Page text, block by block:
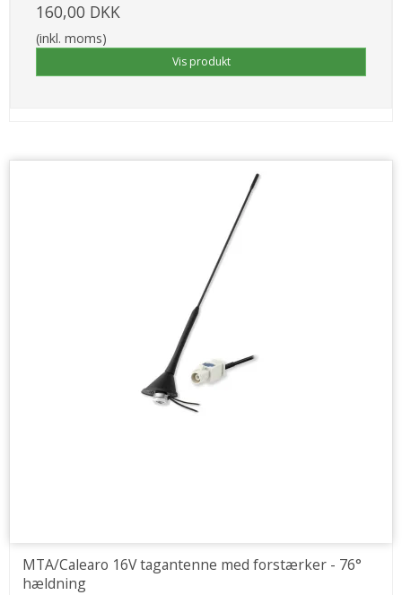
160,00 DKK
(inkl. moms)
Vis produkt
MTA/Calearo 16V tagantenne med forstærker - 76°
hældning